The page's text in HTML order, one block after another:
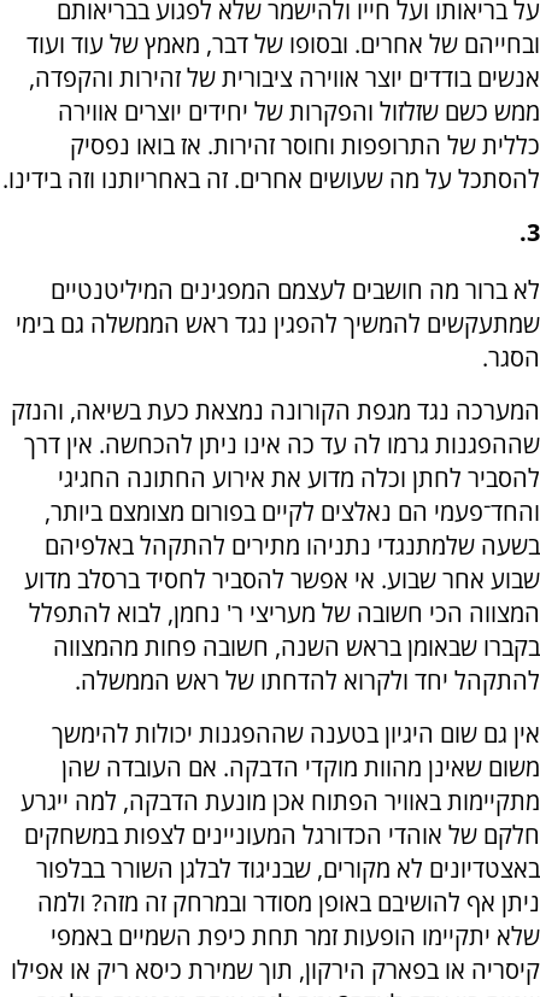
על בריאותו ועל חייו ולהישמר שלא לפגוע בבריאותם
ובחייהם של אחרים. ובסופו של דבר, מאמץ של עוד ועוד
אנשים בודדים יוצר אווירה ציבורית של זהירות והקפדה,
ממש כשם שזלזול והפקרות של יחידים יוצרים אווירה
כללית של התרופפות וחוסר זהירות. אז בואו נפסיק
להסתכל על מה שעושים אחרים. זה באחריותנו וזה בידינו.
3.
לא ברור מה חושבים לעצמם המפגינים המיליטנטיים
שמתעקשים להמשיך להפגין נגד ראש הממשלה גם בימי
הסגר.
המערכה נגד מגפת הקורונה נמצאת כעת בשיאה, והנזק
שההפגנות גרמו לה עד כה אינו ניתן להכחשה. אין דרך
להסביר לחתן וכלה מדוע את אירוע החתונה החגיגי
והחד־פעמי הם נאלצים לקיים בפורום מצומצם ביותר,
בשעה שלמתנגדי נתניהו מתירים להתקהל באלפיהם
שבוע אחר שבוע. אי אפשר להסביר לחסיד ברסלב מדוע
המצווה הכי חשובה של מעריצי ר' נחמן, לבוא להתפלל
בקברו שבאומן בראש השנה, חשובה פחות מהמצווה
להתקהל יחד ולקרוא להדחתו של ראש הממשלה.
אין גם שום היגיון בטענה שההפגנות יכולות להימשך
משום שאינן מהוות מוקדי הדבקה. אם העובדה שהן
מתקיימות באוויר הפתוח אכן מונעת הדבקה, למה ייגרע
חלקם של אוהדי הכדורגל המעוניינים לצפות במשחקים
באצטדיונים לא מקורים, שבניגוד לבלגן השורר בבלפור
ניתן אף להושיבם באופן מסודר ובמרחק זה מזה? ולמה
שלא יתקיימו הופעות זמר תחת כיפת השמיים באמפי
קיסריה או בפארק הירקון, תוך שמירת כיסא ריק או אפילו